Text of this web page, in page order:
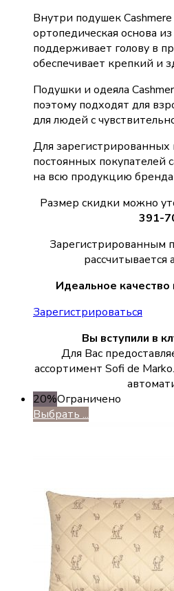
Внутри подушек
ортопедическая основа
поддерживает голову в
обеспечивает крепкий и
Подушки и одеяла
поэтому подходят для
для людей с
Для зарегистрированных
постоянных
на всю продукцию бренда
Размер скидки можно
391-
Зарегистрированным
рассчитывается
Идеальное
Зарегистрироваться
Вы вступили в
Для Вас
ассортимент Sofi de
20%Ограничено
Выбрать ...